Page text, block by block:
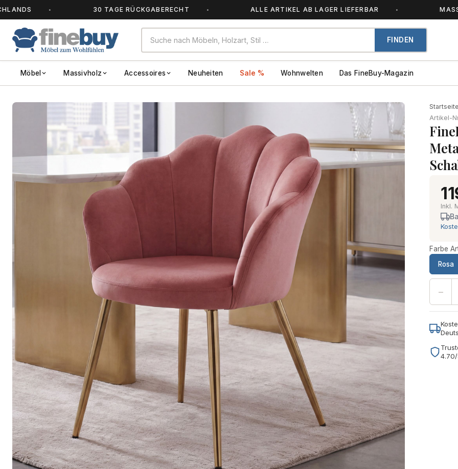
30 TAGE RÜCKGABERECHT ALLE ARTIKEL AB LAGER LIEFERBAR
FINDEN
Möbel Massivholz Accessoires Neuheiten Sale % Wohnwelten Das FineBuy-Magazin
Startseite
Artikel-
Inkl.
Farbe
Rosa
−